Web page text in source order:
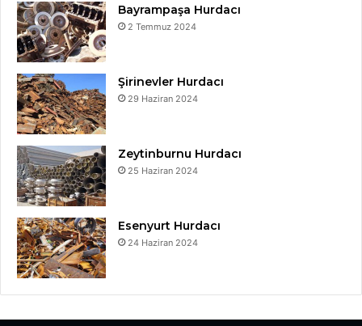
Bayrampaşa Hurdacı
2 Temmuz 2024
Şirinevler Hurdacı
29 Haziran 2024
Zeytinburnu Hurdacı
25 Haziran 2024
Esenyurt Hurdacı
24 Haziran 2024